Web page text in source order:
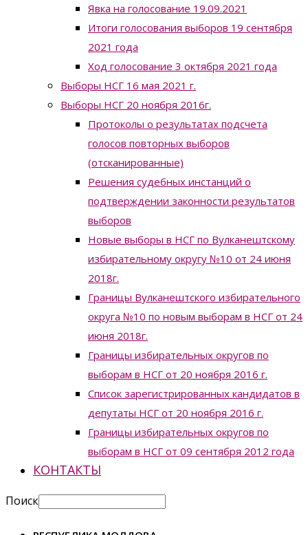
Явка на голосование 19.09.2021
Итоги голосования выборов 19 сентября
2021 года
Ход голосование 3 октября 2021 года
Выборы НСГ 16 мая 2021 г.
Выборы НСГ 20 ноября 2016г.
Протоколы о результатах подсчета
голосов повторных выборов
(отсканированные)
Решения судебных инстанций о
подтверждении законности результатов
выборов
Новые выборы в НСГ по Вулканештскому
избирательному округу №10 от 24 июня
2018г.
Границы Вулканештского избирательного
округа №10 по новым выборам в НСГ от 24
июня 2018г.
Границы избирательных округов по
выборам в НСГ от 20 ноября 2016 г.
Список зарегистрированных кандидатов в
депутаты НСГ от 20 ноября 2016 г.
Границы избирательных округов по
выборам в НСГ от 09 сентября 2012 года
КОНТАКТЫ
Поиск